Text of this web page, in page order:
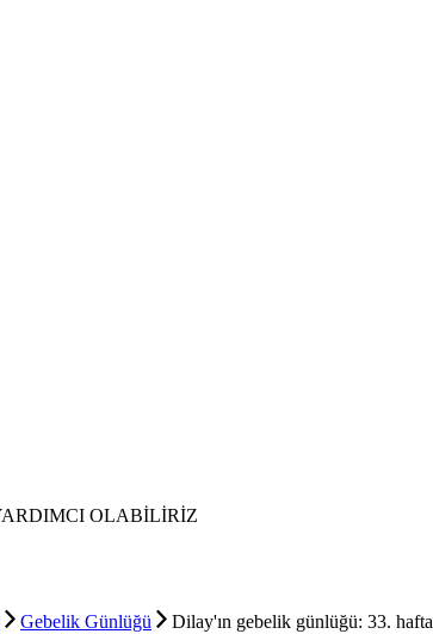
OLABİLİRİZ
Gebelik Günlüğü
Dilay'ın gebelik günlüğü: 33. hafta